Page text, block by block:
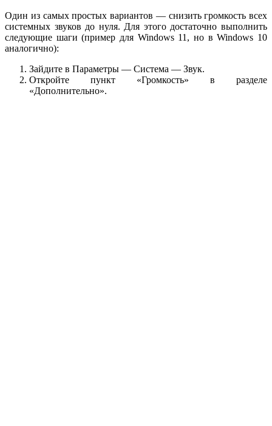
Один из самых простых вариантов — снизить громкость всех
системных звуков до нуля. Для этого достаточно выполнить
следующие шаги (пример для Windows 11, но в Windows 10
аналогично):
Зайдите в Параметры — Система — Звук.
Откройте пункт «Громкость» в разделе
«Дополнительно».